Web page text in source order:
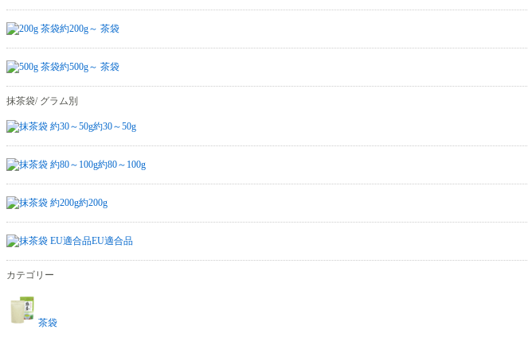
約200g～ 茶袋
約500g～ 茶袋
抹茶袋/ グラム別
約30～50g
約80～100g
約200g
EU適合品
カテゴリー
茶袋